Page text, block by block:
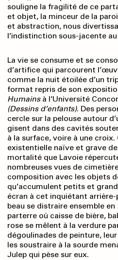
souligne la fragilité de ce
et objet, la minceur de la
et abstraction, nous
l’indistinction sous-jacente
La vie se consume et se
d’artifice qui parcourent
comme la nuit étoilée d’un
format repris de son
Humains à l’Université
(Dessins d’enfants). Des
cercle sur la pelouse autour
gisent dans des cavités
à la surface, voire à une croix.
existentielle naïve et grave
mortalité que Lavoie
nombreuses vues de
composition avec les objets
qu’accumulent petits et
écran à cet inquiétant arrière-
beau se distraire ensemble en
parterre où caisse de bière,
rose se mêlent à la verdure
dégoulinades de peinture,
les soustraire à la sourde
Julep qui pèse sur eux.